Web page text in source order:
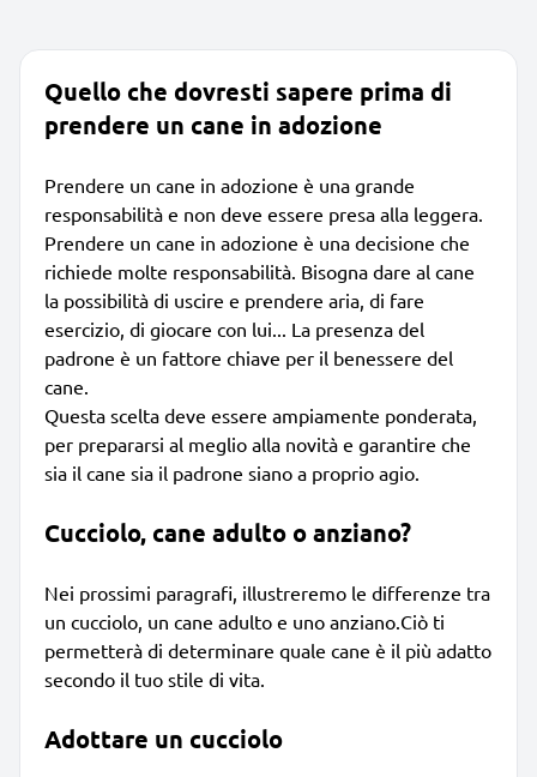
Quello che dovresti sapere prima di
prendere un cane in adozione
Prendere un cane in adozione è una grande
responsabilità e non deve essere presa alla leggera.
Prendere un cane in adozione è una decisione che
richiede molte responsabilità. Bisogna dare al cane
la possibilità di uscire e prendere aria, di fare
esercizio, di giocare con lui... La presenza del
padrone è un fattore chiave per il benessere del
cane.
Questa scelta deve essere ampiamente ponderata,
per prepararsi al meglio alla novità e garantire che
sia il cane sia il padrone siano a proprio agio.
Cucciolo, cane adulto o anziano?
Nei prossimi paragrafi, illustreremo le differenze tra
un cucciolo, un cane adulto e uno anziano.Ciò ti
permetterà di determinare quale cane è il più adatto
secondo il tuo stile di vita.
Adottare un cucciolo